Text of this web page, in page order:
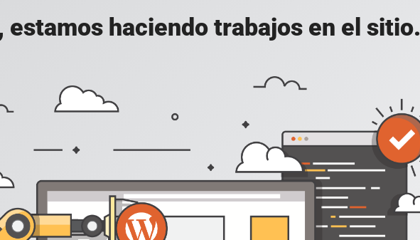
estamos haciendo trabajos en el sitio.